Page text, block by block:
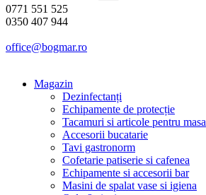
0771 551 525
0350 407 944
office@bogmar.ro
Magazin
Dezinfectanți
Echipamente de protecție
Tacamuri si articole pentru masa
Accesorii bucatarie
Tavi gastronorm
Cofetarie patiserie si cafenea
Echipamente si accesorii bar
Masini de spalat vase si igiena